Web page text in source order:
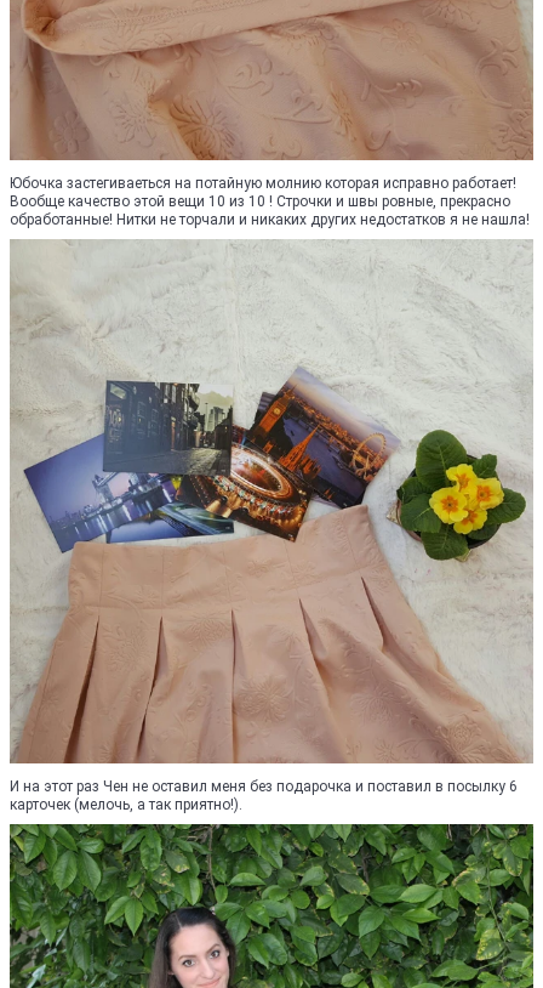
Юбочка застегиваеться на потайную молнию которая исправно работает!
Вообще качество этой вещи 10 из 10 ! Строчки и швы ровные, прекрасно
обработанные! Нитки не торчали и никаких других недостатков я не нашла!
И на этот раз Чен не оставил меня без подарочка и поставил в посылку 6
карточек (мелочь, а так приятно!).